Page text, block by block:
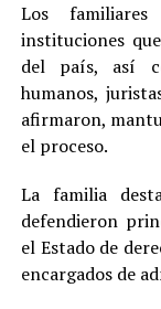
Los
instituciones
del país, así
humanos,
afirmaron,
el proceso.
La familia
defendieron
el Estado de
encargados de